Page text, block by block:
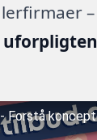
Forstå